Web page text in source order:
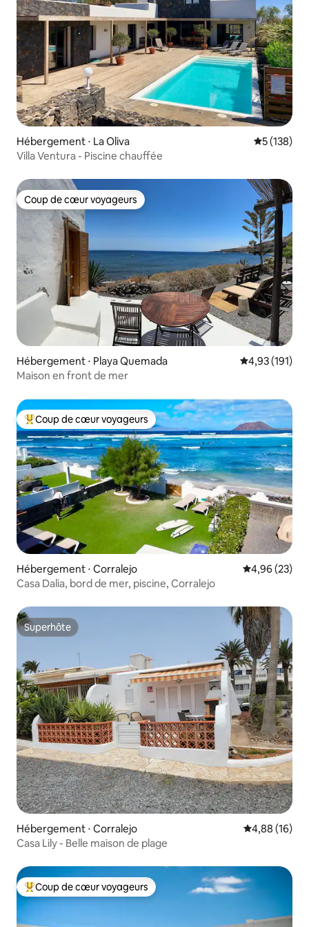
Hébergement ⋅ La Oliva Évaluation
5 (138)
Villa Ventura - Piscine chauffée
Coup de cœur voyageurs
Coup de cœur voyageurs
Hébergement ⋅ Playa Quemada Évaluation
4,93 (191)
Maison en front de mer
Coups de cœur voyageurs les plus appréciés
Coup de cœur voyageurs
Hébergement ⋅ Corralejo Évaluation
4,96 (23)
Casa Dalia, bord de mer, piscine, Corralejo
Superhôte
Superhôte
Hébergement ⋅ Corralejo Évaluation
4,88 (16)
Casa Lily - Belle maison de plage
Coups de cœur voyageurs les plus appréciés
Coup de cœur voyageurs